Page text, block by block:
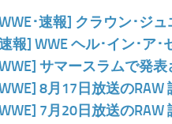
･速報] クラウン･ジ
報] WWE ヘル･イン･ア･
サマースラムで発
8月17日放送の
7月20日放送の